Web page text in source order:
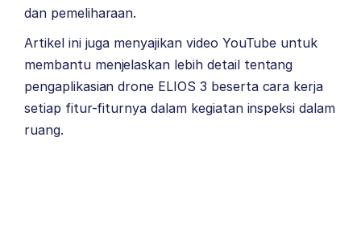
dan pemeliharaan.
Artikel ini juga menyajikan video YouTube untuk
membantu menjelaskan lebih detail tentang
pengaplikasian drone ELIOS 3 beserta cara kerja
setiap fitur-fiturnya dalam kegiatan inspeksi dalam
ruang.